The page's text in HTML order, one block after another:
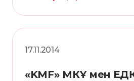
17.11.2014
«KMF» МКҰ мен